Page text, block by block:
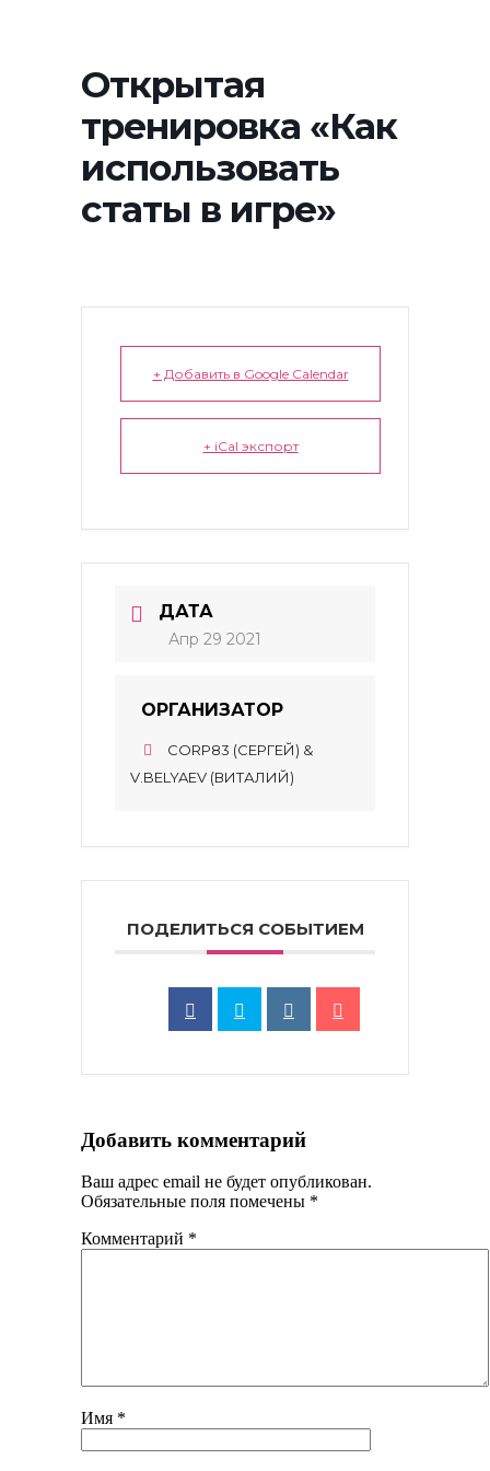
Открытая
тренировка «Как
использовать
статы в игре»
+ Добавить в Google Calendar
+ iCal экспорт
ДАТА
Апр 29 2021
ОРГАНИЗАТОР
CORP83 (СЕРГЕЙ) &
V.BELYAEV (ВИТАЛИЙ)
ПОДЕЛИТЬСЯ СОБЫТИЕМ
Добавить комментарий
Ваш адрес email не будет опубликован.
Обязательные поля помечены *
Комментарий *
Имя *